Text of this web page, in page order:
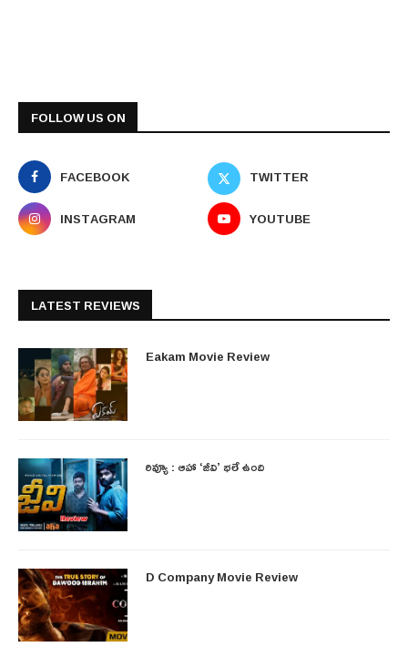
FOLLOW US ON
FACEBOOK
TWITTER
INSTAGRAM
YOUTUBE
LATEST REVIEWS
Eakam Movie Review
రివ్యూ : ఆహా ‘జీవి’ భలే ఉంది
D Company Movie Review